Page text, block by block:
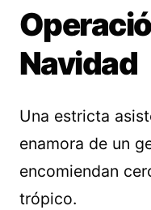
Navidad
Una estricta
enamora de un
encomiendan
trópico.